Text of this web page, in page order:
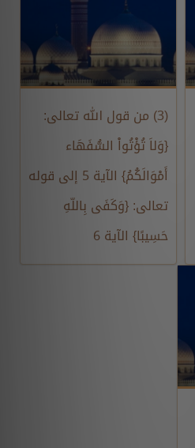
(3) من قول الله تعالى:
{وَلاَ تُؤْتُواْ السُّفَهَاء
أَمْوَالَكُمُ} الآية 5 إلى قوله
تعالى: {وَكَفَى بِاللّهِ
حَسِيبًا} الآية 6‏